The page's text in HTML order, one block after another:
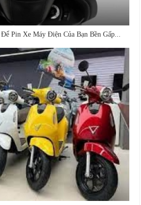
Pin Xe Máy Điện Của Bạn Bền Gấp...